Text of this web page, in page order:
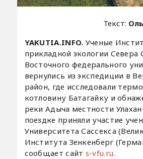
Текст:
YAKUTIA.INFO. Ученые
прикладной экологии Севера
Восточного федерального
вернулись из экспедиции в
район, где исследовали
котловину Батагайку и
реки Адыча местности
поездке приняли участие
Университета Сассекса
Института Зенкенберг
сообщает сайт s-vfu.ru.